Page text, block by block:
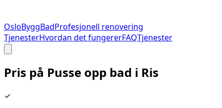
OsloByggBadProfesjonell renovering
TjenesterHvordan det fungererFAQTjenester
Pris på Pusse opp bad i Ris
✓